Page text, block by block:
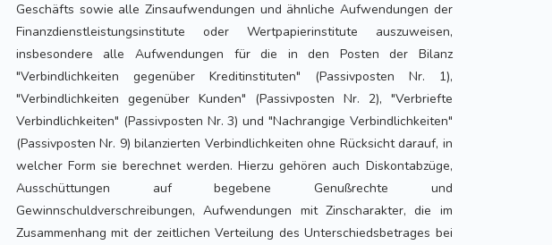
Geschäfts sowie alle Zinsaufwendungen und ähnliche Aufwendungen der
Finanzdienstleistungsinstitute oder Wertpapierinstitute auszuweisen,
insbesondere alle Aufwendungen für die in den Posten der Bilanz
"Verbindlichkeiten gegenüber Kreditinstituten" (Passivposten Nr. 1),
"Verbindlichkeiten gegenüber Kunden" (Passivposten Nr. 2), "Verbriefte
Verbindlichkeiten" (Passivposten Nr. 3) und "Nachrangige Verbindlichkeiten"
(Passivposten Nr. 9) bilanzierten Verbindlichkeiten ohne Rücksicht darauf, in
welcher Form sie berechnet werden. Hierzu gehören auch Diskontabzüge,
Ausschüttungen auf begebene Genußrechte und
Gewinnschuldverschreibungen, Aufwendungen mit Zinscharakter, die im
Zusammenhang mit der zeitlichen Verteilung des Unterschiedsbetrages bei